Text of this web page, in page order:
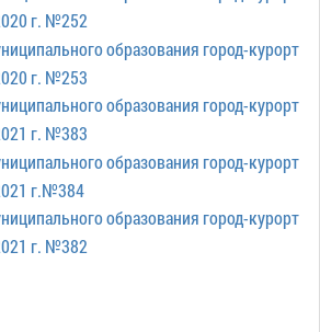
Законодательная
карта
Порядок
бесплатной
помощи
служба
о
товаров,
услуг
г. №252
образования город-курорт
г. №253
образования город-курорт
г. №383
образования город-курорт
г.№384
образования город-курорт
г. №382